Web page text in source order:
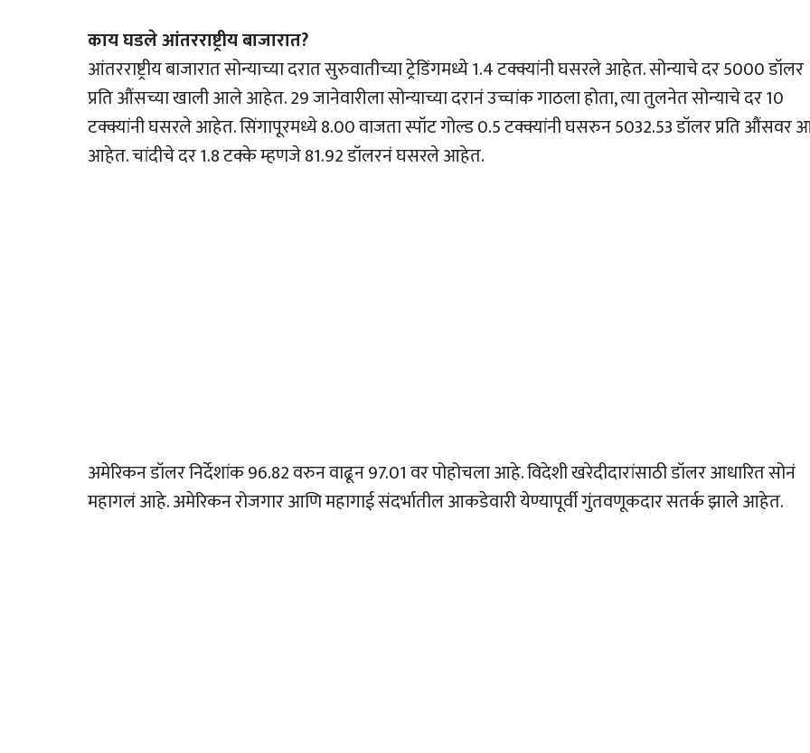
काय घडले आंतरराष्ट्रीय बाजारात?
आंतरराष्ट्रीय बाजारात सोन्याच्या दरात सुरुवातीच्या ट्रेडिंगमध्ये 1.4 टक्क्यांनी घसरले आहेत. सोन्याचे दर 5000 डॉलर
प्रति औंसच्या खाली आले आहेत. 29 जानेवारीला सोन्याच्या दरानं उच्चांक गाठला होता, त्या तुलनेत सोन्याचे दर 10
टक्क्यांनी घसरले आहेत. सिंगापूरमध्ये 8.00 वाजता स्पॉट गोल्ड 0.5 टक्क्यांनी घसरुन 5032.53 डॉलर प्रति औंसवर
आहेत. चांदीचे दर 1.8 टक्के म्हणजे 81.92 डॉलरनं घसरले आहेत.
अमेरिकन डॉलर निर्देशांक 96.82 वरुन वाढून 97.01 वर पोहोचला आहे. विदेशी खरेदीदारांसाठी डॉलर आधारित सोनं
महागलं आहे. अमेरिकन रोजगार आणि महागाई संदर्भातील आकडेवारी येण्यापूर्वी गुंतवणूकदार सतर्क झाले आहेत.